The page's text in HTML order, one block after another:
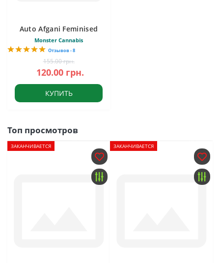
Auto Afgani Feminised
Monster Cannabis
Отзывов - 8
155.00 грн.
120.00 грн.
КУПИТЬ
Топ просмотров
ЗАКАНЧИВАЕТСЯ ЗАКАНЧИВАЕТСЯ